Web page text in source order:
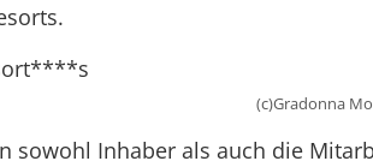
(c)Gradonna
sowohl Inhaber als auch die